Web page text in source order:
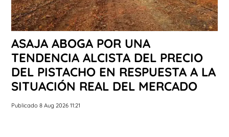
ASAJA ABOGA POR UNA
TENDENCIA ALCISTA DEL PRECIO
DEL PISTACHO EN RESPUESTA A LA
SITUACIÓN REAL DEL MERCADO
Publicado 8 Aug 2026 11:21